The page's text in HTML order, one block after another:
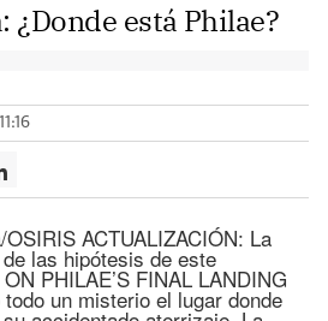
¿Donde está Philae?
ACTUALIZACIÓN: La
las hipótesis de este
PHILAE’S FINAL LANDING
un misterio el lugar donde